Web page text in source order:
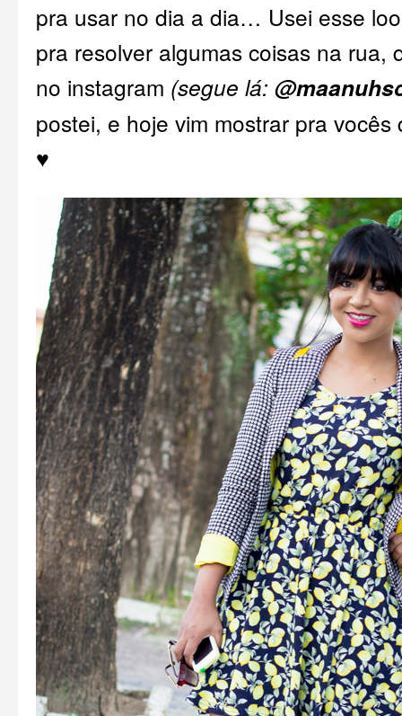
pra usar no dia a dia… Usei esse
pra resolver algumas coisas na rua,
no instagram (segue lá:
postei, e hoje vim mostrar pra
♥